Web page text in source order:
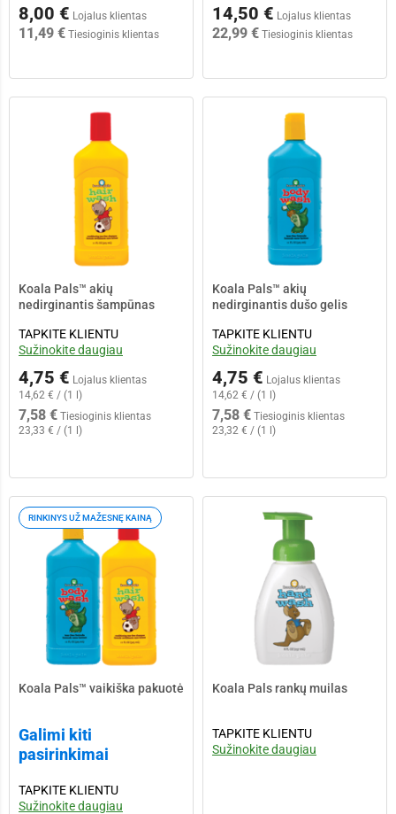
8,00 € Lojalus klientas
11,49 € Tiesioginis klientas
14,50 € Lojalus klientas
22,99 € Tiesioginis klientas
Koala Pals™ akių
nedirginantis šampūnas
TAPKITE KLIENTU
Sužinokite daugiau
4,75 € Lojalus klientas
14,62 € / (1 l)
7,58 € Tiesioginis klientas
23,33 € / (1 l)
Koala Pals™ akių
nedirginantis dušo gelis
TAPKITE KLIENTU
Sužinokite daugiau
4,75 € Lojalus klientas
14,62 € / (1 l)
7,58 € Tiesioginis klientas
23,32 € / (1 l)
RINKINYS UŽ MAŽESNĘ KAINĄ
Koala Pals™ vaikiška pakuotė
Galimi kiti
pasirinkimai
TAPKITE KLIENTU
Sužinokite daugiau
Koala Pals rankų muilas
TAPKITE KLIENTU
Sužinokite daugiau